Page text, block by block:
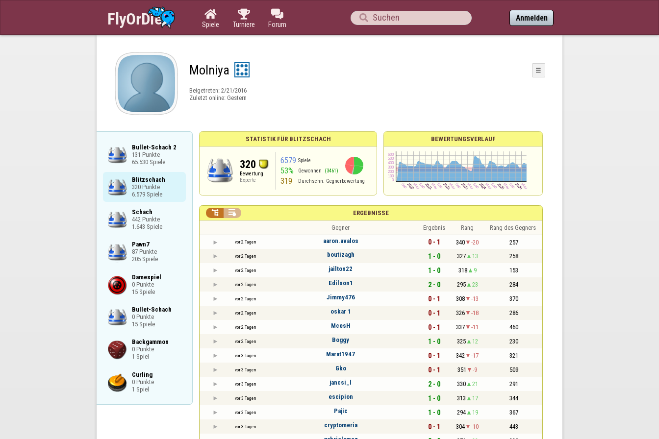

Spiele

Turniere

Forum
 Anmelden
Molniya ☰
Beigetreten: 2/21/2016
Zuletzt online: Gestern
Bullet-Schach 2
131 Punkte
65.530 Spiele
Blitzschach
320 Punkte
6.579 Spiele
Schach
442 Punkte
1.643 Spiele
Pawn7
87 Punkte
205 Spiele
Damespiel
0 Punkte
15 Spiele
Bullet-Schach
0 Punkte
15 Spiele
Backgammon
0 Punkte
1 Spiel
Curling
0 Punkte
1 Spiel
STATISTIK FÜR BLITZSCHACH
320
Bewertung
Experte
6579 Spiele
53% Gewonnen (3461)
319 Durchschn. Gegnerbewertung
BEWERTUNGSVERLAUF
ERGEBNISSE
 
Gegner Ergebnis Rang Rang des Gegners
vor 2 Tagen aaron.avalos 0 - 1 340 -20 257
vor 2 Tagen boutizagh 1 - 0 327 13 258
vor 2 Tagen jailton22 1 - 0 318 9 153
vor 2 Tagen Edilson1 2 - 0 295 23 284
vor 2 Tagen Jimmy476 0 - 1 308 -13 370
vor 2 Tagen oskar 1 0 - 1 326 -18 286
vor 2 Tagen McesH 0 - 1 337 -11 460
vor 2 Tagen Boggy 1 - 0 325 12 230
vor 3 Tagen Marat1947 0 - 1 342 -17 321
vor 3 Tagen Gko 0 - 1 351 -9 509
vor 3 Tagen jancsi_l 2 - 0 330 21 291
vor 3 Tagen escipion 1 - 0 313 17 344
vor 3 Tagen Pajic 1 - 0 294 19 367
vor 3 Tagen cryptomeria 0 - 1 304 -10 443